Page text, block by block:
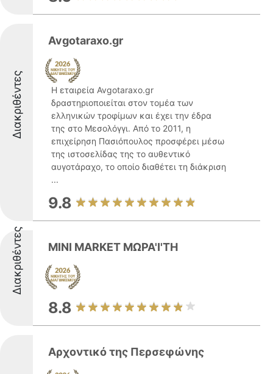
Διακριθέντες
Avgotaraxo.gr
Η εταιρεία Avgotaraxo.gr
δραστηριοποιείται στον τομέα των
ελληνικών τροφίμων και έχει την έδρα
της στο Μεσολόγγι. Από το 2011, η
επιχείρηση Πασιόπουλος προσφέρει μέσω
της ιστοσελίδας της το αυθεντικό
αυγοτάραχο, το οποίο διαθέτει τη διάκριση
...
9.8
Διακριθέντες MINI MARKET ΜΩΡΑ'Ι'ΤΗ
8.8
Αρχοντικό της Περσεφώνης